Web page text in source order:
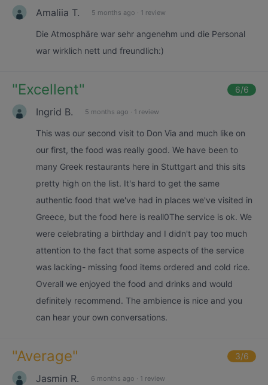
Amaliia T. 5 months ago · 1 review
Die Atmosphäre war sehr angenehm und die Personal
war wirklich nett und freundlich:)
"Excellent" 6/6
Ingrid B. 5 months ago · 1 review
This was our second visit to Don Via and much like on
our first, the food was really good. We have been to
many Greek restaurants here in Stuttgart and this sits
pretty high on the list. It's hard to get the same
authentic food that we've had in places we've visited in
Greece, but the food here is reall0The service is ok. We
were celebrating a birthday and I didn't pay too much
attention to the fact that some aspects of the service
was lacking- missing food items ordered and cold rice.
Overall we enjoyed the food and drinks and would
definitely recommend. The ambience is nice and you
can hear your own conversations.
"Average" 3/6
Jasmin R. 6 months ago · 1 review